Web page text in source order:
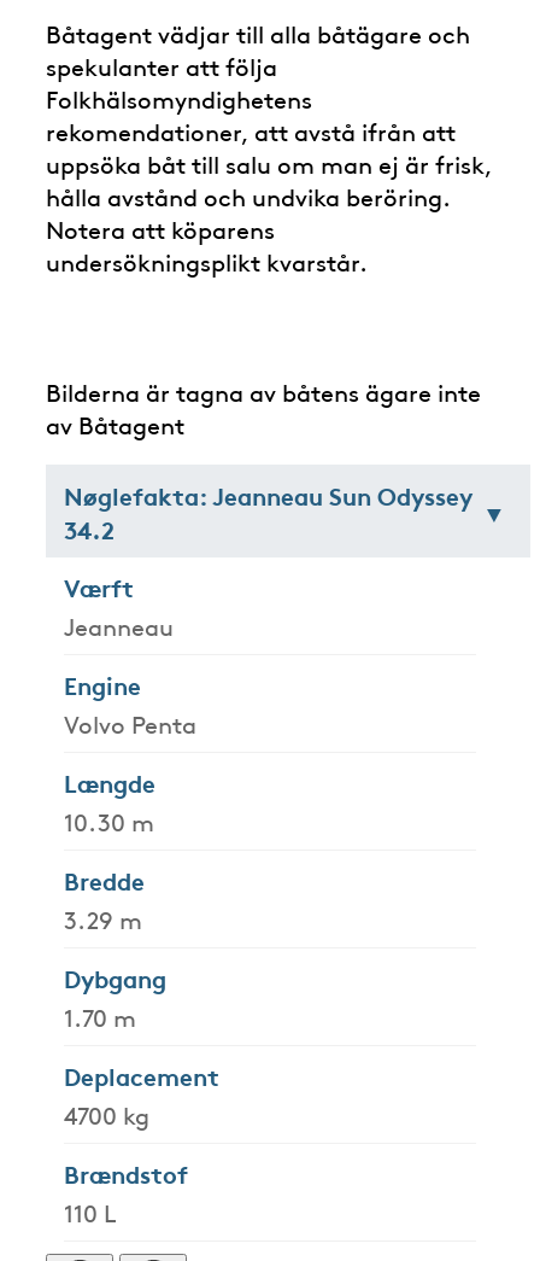
Båtagent vädjar till alla båtägare och
spekulanter att följa
Folkhälsomyndighetens
rekomendationer, att avstå ifrån att
uppsöka båt till salu om man ej är frisk,
hålla avstånd och undvika beröring.
Notera att köparens
undersökningsplikt kvarstår.
Bilderna är tagna av båtens ägare inte
av Båtagent
Nøglefakta: Jeanneau Sun Odyssey
34.2
Værft
Jeanneau
Engine
Volvo Penta
Længde
10.30 m
Bredde
3.29 m
Dybgang
1.70 m
Deplacement
4700 kg
Brændstof
110 L